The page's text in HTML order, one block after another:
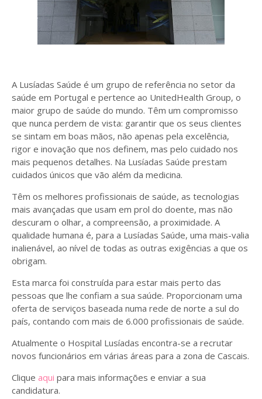
A Lusíadas Saúde é um grupo de referência no setor da
saúde em Portugal e pertence ao UnitedHealth Group, o
maior grupo de saúde do mundo. Têm um compromisso
que nunca perdem de vista: garantir que os seus clientes
se sintam em boas mãos, não apenas pela excelência,
rigor e inovação que nos definem, mas pelo cuidado nos
mais pequenos detalhes. Na Lusíadas Saúde prestam
cuidados únicos que vão além da medicina.
Têm os melhores profissionais de saúde, as tecnologias
mais avançadas que usam em prol do doente, mas não
descuram o olhar, a compreensão, a proximidade. A
qualidade humana é, para a Lusíadas Saúde, uma mais-valia
inalienável, ao nível de todas as outras exigências a que os
obrigam.
Esta marca foi construída para estar mais perto das
pessoas que lhe confiam a sua saúde. Proporcionam uma
oferta de serviços baseada numa rede de norte a sul do
país, contando com mais de 6.000 profissionais de saúde.
Atualmente o Hospital Lusíadas encontra-se a recrutar
novos funcionários em várias áreas para a zona de Cascais.
Clique aqui para mais informações e enviar a sua
candidatura.